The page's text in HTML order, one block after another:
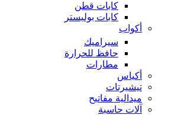
كابات قطن
كابات بوليستر
أكواب
سيراميك
حافظ للحرارة
مطارات
أكياس
تيشيرتات
ميدالية مفاتيح
آلات حاسبة